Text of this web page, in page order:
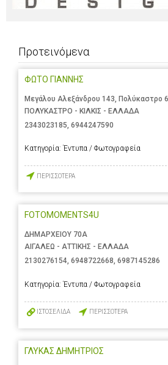
Προτεινόμενα
ΦΩΤΟ ΓΙΑΝΝΗΣ
Μεγάλου Αλεξάνδρου 143, Πολύκαστρο
ΠΟΛΥΚΑΣΤΡΟ - ΚΙΛΚΙΣ - ΕΛΛΑΔΑ
2343023185, 6944247590
Κατηγορία: Έντυπα / Φωτογραφεία
ΠΕΡΙΣΣΟΤΕΡΑ
FOTOMOMENTS4U
ΔΗΜΑΡΧΕΙΟΥ 70Α
ΑΙΓΑΛΕΩ - ΑΤΤΙΚΗΣ - ΕΛΛΑΔΑ
2130276154, 6948722668, 6987145286
Κατηγορία: Έντυπα / Φωτογραφεία
ΙΣΤΟΣΕΛΙΔΑ ΠΕΡΙΣΣΟΤΕΡΑ
ΓΛΥΚΑΣ ΔΗΜΗΤΡΙΟΣ